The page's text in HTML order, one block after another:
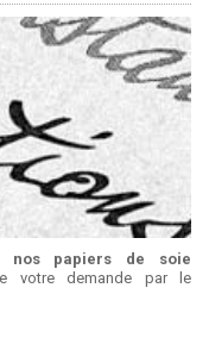
nos papiers de soie
votre demande par le